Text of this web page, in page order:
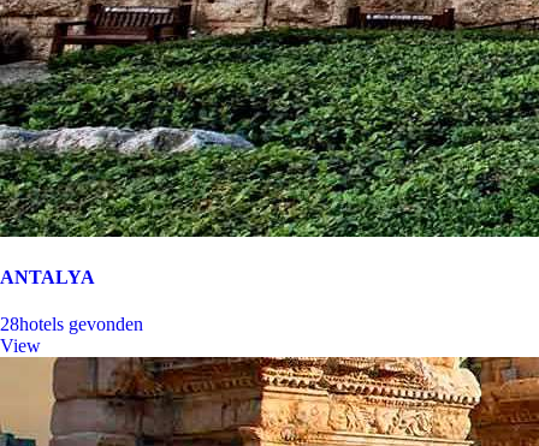
ANTALYA
28hotels gevonden
View